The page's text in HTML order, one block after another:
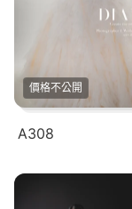
價格不公開
A308